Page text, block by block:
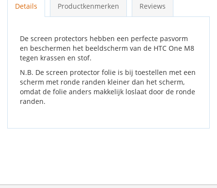
Details Productkenmerken Reviews
De screen protectors hebben een perfecte pasvorm
en beschermen het beeldscherm van de HTC One M8
tegen krassen en stof.
N.B. De screen protector folie is bij toestellen met een
scherm met ronde randen kleiner dan het scherm,
omdat de folie anders makkelijk loslaat door de ronde
randen.